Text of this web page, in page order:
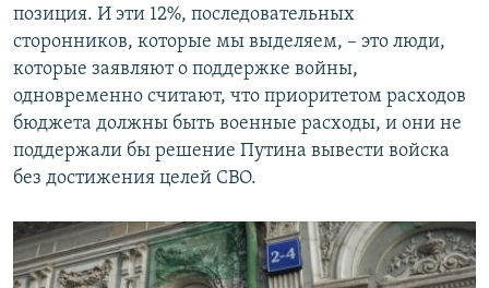
позиция. И эти 12%, последовательных
сторонников, которые мы выделяем, – это люди,
которые заявляют о поддержке войны,
одновременно считают, что приоритетом расходов
бюджета должны быть военные расходы, и они не
поддержали бы решение Путина вывести войска
без достижения целей СВО.